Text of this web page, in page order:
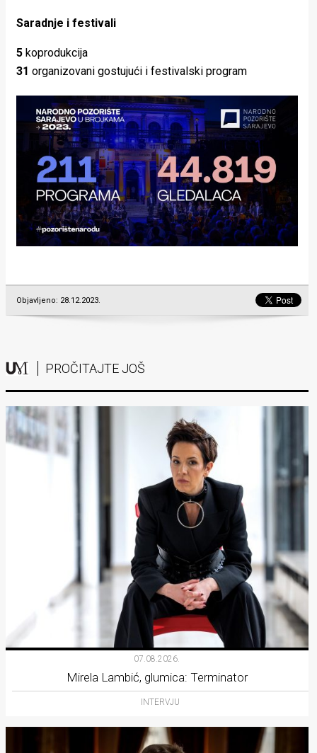
Saradnje i festivali
5 koprodukcija
31 organizovani gostujući i festivalski program
Objavljeno: 28.12.2023.
PROČITAJTE JOŠ
07.08.2026.
Mirela Lambić, glumica: Terminator
INTERVJU